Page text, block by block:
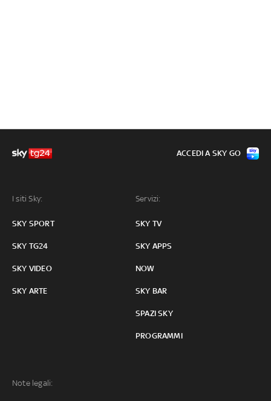
I siti Sky:
SKY SPORT
SKY TG24
SKY VIDEO
SKY ARTE
Servizi:
SKY TV
SKY APPS
NOW
SKY BAR
SPAZI SKY
PROGRAMMI
Note legali:
ACCEDI A SKY GO